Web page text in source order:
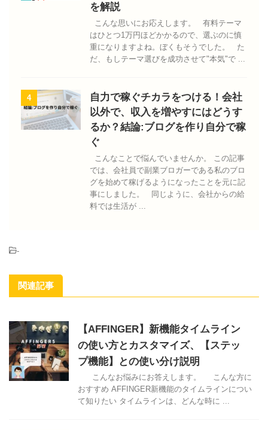
を解説
こんな思いにお応えします。 有料テーマ
はひとつ1万円ほどかかるので、選ぶのに慎
重になりますよね。ぼくもそうでした。 た
だ、もしテーマ選びを成功させて"本気"で ...
4
自力で稼ぐチカラをつける！会社
以外で、収入を増やすにはどうす
るか？結論:ブログを作り自分で稼
ぐ
こんなことで悩んでいませんか。 この記事
では、会社員で副業ブロガーである私のブロ
グを始めて稼げるようになったことを元に記
事にしました。 同じように、会社からの給
料では生活が ...
-
関連記事
【AFFINGER】新機能タイムライン
の使い方とカスタマイズ、【ステッ
プ機能】との使い分け説明
こんなお悩みにお答えします。 こんな方に
おすすめ AFFINGER新機能のタイムラインについ
て知りたい タイムラインは、どんな時に ...